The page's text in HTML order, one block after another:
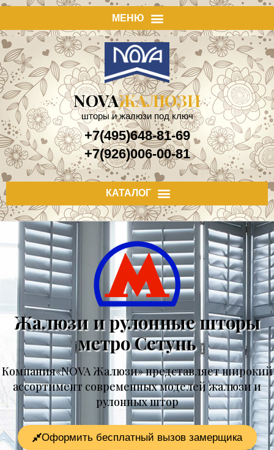
NOVAЖАЛЮЗИ
шторы и жалюзи под ключ
+7(495)648-81-69
+7(926)006-00-81
Жалюзи и рулонные шторы
метро Сетунь
Компания«NOVA Жалюзи» представляет широкий
ассортимент современных моделей жалюзи и
рулонных штор
Оформить бесплатный вызов замерщика